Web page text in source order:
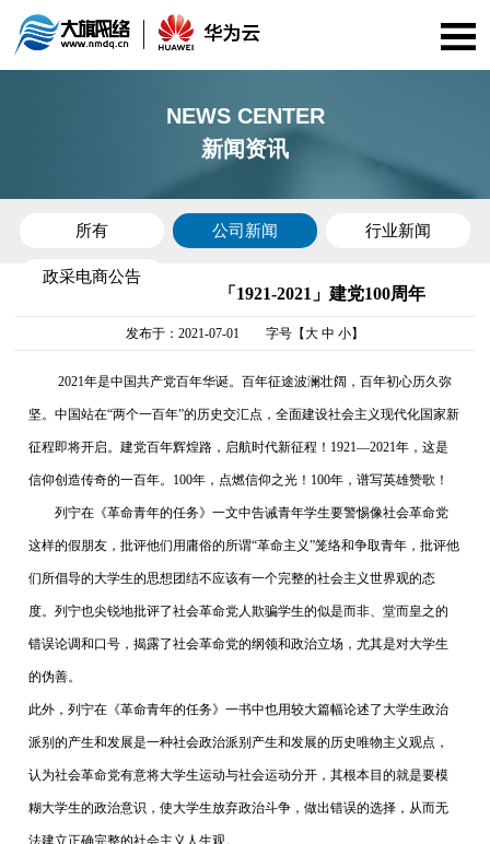
公司介绍
资质证书
服务项目
华为云
政采电商
案例展示
新闻资讯
在线招聘
NEWS CENTER
新闻资讯
所有 公司新闻 行业新闻
政采电商公告
「1921-2021」建党100周年
发布于：2021-07-01 字号【大 中 小】
2021年是中国共产党百年华诞。百年征途波澜壮阔，百年初心历久弥
坚。中国站在“两个一百年”的历史交汇点，全面建设社会主义现代化国家新
征程即将开启。建党百年辉煌路，启航时代新征程！1921—2021年，这是
信仰创造传奇的一百年。100年，点燃信仰之光！100年，谱写英雄赞歌！
列宁在《革命青年的任务》一文中告诫青年学生要警惕像社会革命党
这样的假朋友，批评他们用庸俗的所谓“革命主义”笼络和争取青年，批评他
们所倡导的大学生的思想团结不应该有一个完整的社会主义世界观的态
度。列宁也尖锐地批评了社会革命党人欺骗学生的似是而非、堂而皇之的
错误论调和口号，揭露了社会革命党的纲领和政治立场，尤其是对大学生
的伪善。
此外，列宁在《革命青年的任务》一书中也用较大篇幅论述了大学生政治
派别的产生和发展是一种社会政治派别产生和发展的历史唯物主义观点，
认为社会革命党有意将大学生运动与社会运动分开，其根本目的就是要模
糊大学生的政治意识，使大学生放弃政治斗争，做出错误的选择，从而无
法建立正确完整的社会主义人生观。